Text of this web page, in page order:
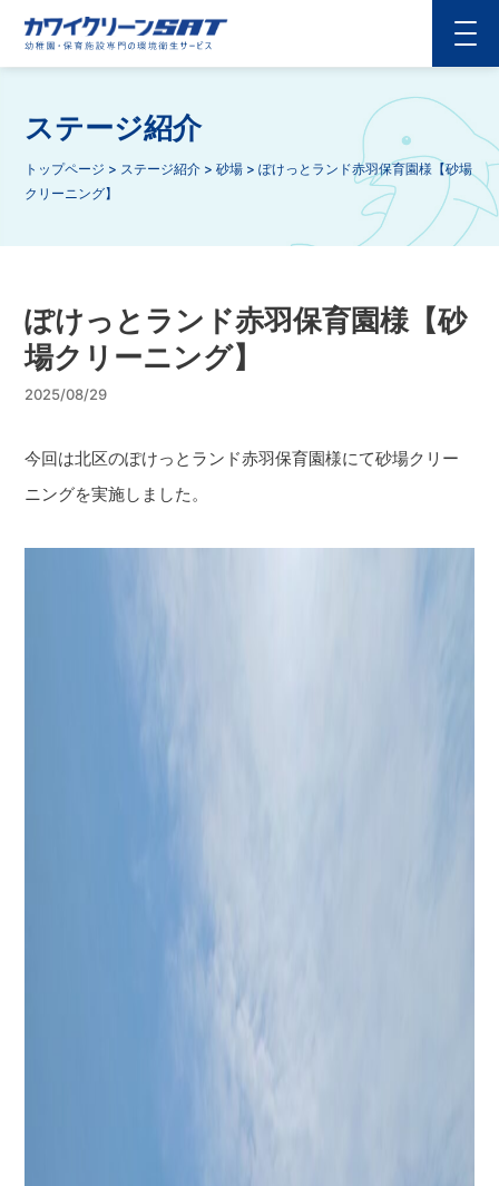
ステージ紹介
トップページ > ステージ紹介 > 砂場 > ぽけっとランド赤羽保育園様【砂場
クリーニング】
ぽけっとランド赤羽保育園様【砂
場クリーニング】
2025/08/29
今回は北区のぽけっとランド赤羽保育園様にて砂場クリー
ニングを実施しました。